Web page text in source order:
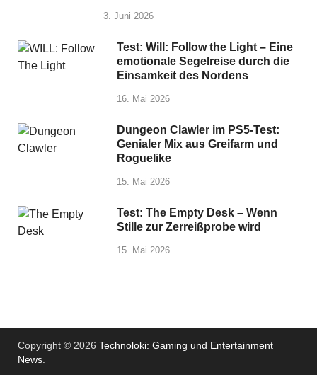
3. Juni 2026
Test: Will: Follow the Light – Eine
emotionale Segelreise durch die
Einsamkeit des Nordens
16. Mai 2026
Dungeon Clawler im PS5-Test:
Genialer Mix aus Greifarm und
Roguelike
15. Mai 2026
Test: The Empty Desk – Wenn
Stille zur Zerreißprobe wird
15. Mai 2026
Copyright © 2026 Technoloki: Gaming und Entertainment
News